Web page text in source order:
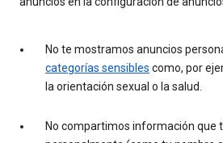
No te mostramos anuncios
categorías sensibles como, por
la orientación sexual o la salud.
No compartimos información que